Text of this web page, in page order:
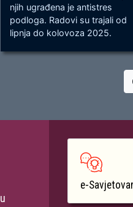
njih ugrađena je antistres
podloga. Radovi su trajali od
lipnja do kolovoza 2025.
e-